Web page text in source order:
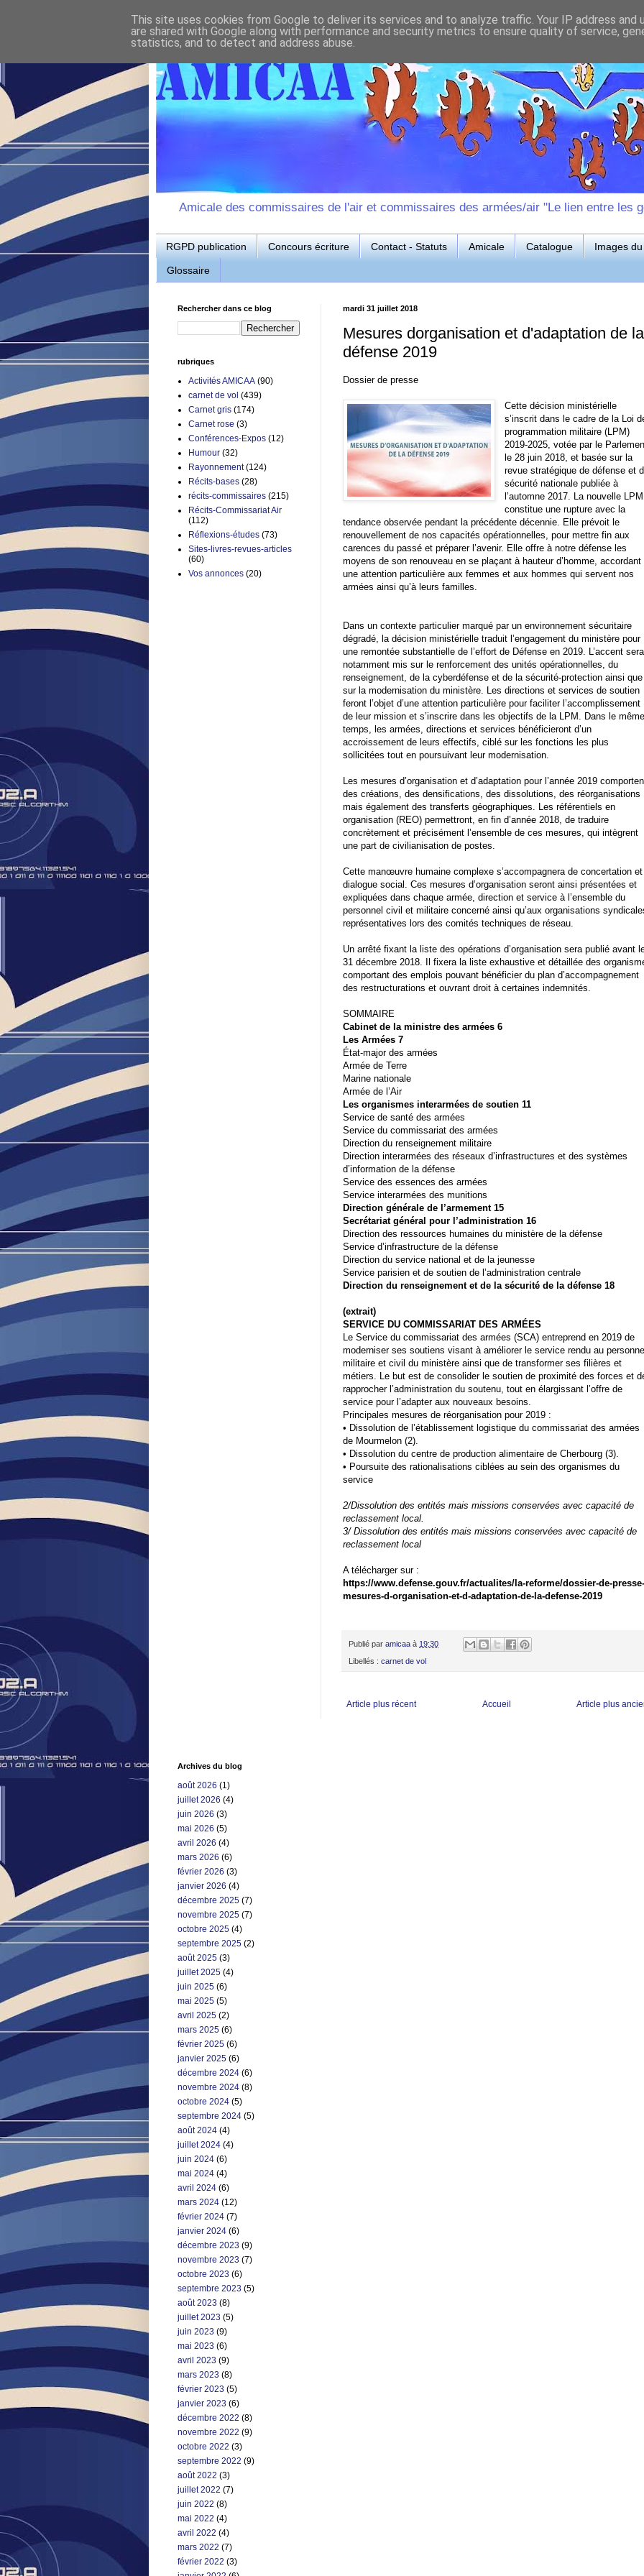
Amicale des commissaires de l'air et commissaires des armées/air "Le lien entre les
RGPD publication Concours écriture Contact - Statuts Amicale Catalogue Images
Glossaire
mardi 31 juillet 2018
Mesures dorganisation et d'adaptation de la
défense 2019
Dossier de presse
Cette décision ministérielle
s’inscrit dans le cadre de la Loi
programmation militaire (LPM)
2019-2025, votée par le
le 28 juin 2018, et basée sur la
revue stratégique de défense et
sécurité nationale publiée à
l’automne 2017. La nouvelle LPM
constitue une rupture avec la
tendance observée pendant la précédente décennie. Elle prévoit le
renouvellement de nos capacités opérationnelles, pour mettre fin aux
carences du passé et préparer l’avenir. Elle offre à notre défense les
moyens de son renouveau en se plaçant à hauteur d’homme, accordant
une attention particulière aux femmes et aux hommes qui servent nos
armées ainsi qu’à leurs familles.
Dans un contexte particulier marqué par un environnement sécuritaire
dégradé, la décision ministérielle traduit l’engagement du ministère pour
une remontée substantielle de l’effort de Défense en 2019. L’accent sera
notamment mis sur le renforcement des unités opérationnelles, du
renseignement, de la cyberdéfense et de la sécurité-protection ainsi que
sur la modernisation du ministère. Les directions et services de soutien
feront l’objet d’une attention particulière pour faciliter l’accomplissement
de leur mission et s’inscrire dans les objectifs de la LPM. Dans le même
temps, les armées, directions et services bénéficieront d’un
accroissement de leurs effectifs, ciblé sur les fonctions les plus
sollicitées tout en poursuivant leur modernisation.
Les mesures d’organisation et d’adaptation pour l’année 2019
des créations, des densifications, des dissolutions, des réorganisations
mais également des transferts géographiques. Les référentiels en
organisation (REO) permettront, en fin d’année 2018, de traduire
concrètement et précisément l’ensemble de ces mesures, qui intègrent
une part de civilianisation de postes.
Cette manœuvre humaine complexe s’accompagnera de concertation et
dialogue social. Ces mesures d’organisation seront ainsi présentées et
expliquées dans chaque armée, direction et service à l’ensemble du
personnel civil et militaire concerné ainsi qu’aux organisations
représentatives lors des comités techniques de réseau.
Un arrêté fixant la liste des opérations d’organisation sera publié avant
31 décembre 2018. Il fixera la liste exhaustive et détaillée des
comportant des emplois pouvant bénéficier du plan d’accompagnement
des restructurations et ouvrant droit à certaines indemnités.
SOMMAIRE
Cabinet de la ministre des armées 6
Les Armées 7
État-major des armées
Armée de Terre
Marine nationale
Armée de l’Air
Les organismes interarmées de soutien 11
Service de santé des armées
Service du commissariat des armées
Direction du renseignement militaire
Direction interarmées des réseaux d’infrastructures et des systèmes
d’information de la défense
Service des essences des armées
Service interarmées des munitions
Direction générale de l’armement 15
Secrétariat général pour l’administration 16
Direction des ressources humaines du ministère de la défense
Service d’infrastructure de la défense
Direction du service national et de la jeunesse
Service parisien et de soutien de l’administration centrale
Direction du renseignement et de la sécurité de la défense 18
(extrait)
SERVICE DU COMMISSARIAT DES ARMÉES
Le Service du commissariat des armées (SCA) entreprend en 2019 de
moderniser ses soutiens visant à améliorer le service rendu au
militaire et civil du ministère ainsi que de transformer ses filières et
métiers. Le but est de consolider le soutien de proximité des forces et
rapprocher l’administration du soutenu, tout en élargissant l’offre de
service pour l’adapter aux nouveaux besoins.
Principales mesures de réorganisation pour 2019 :
• Dissolution de l’établissement logistique du commissariat des armées
de Mourmelon (2).
• Dissolution du centre de production alimentaire de Cherbourg (3).
• Poursuite des rationalisations ciblées au sein des organismes du
service
2/Dissolution des entités mais missions conservées avec capacité de
reclassement local.
3/ Dissolution des entités mais missions conservées avec capacité de
reclassement local
A télécharger sur :
https://www.defense.gouv.fr/actualites/la-reforme/dossier-de-presse-
mesures-d-organisation-et-d-adaptation-de-la-defense-2019
Publié par amicaa à 19:30
Libellés : carnet de vol
Article plus récent Article plus
Accueil
Rechercher dans ce blog
rubriques
Activités AMICAA (90)
carnet de vol (439)
Carnet gris (174)
Carnet rose (3)
Conférences-Expos (12)
Humour (32)
Rayonnement (124)
Récits-bases (28)
récits-commissaires (215)
Récits-Commissariat Air
(112)
Réflexions-études (73)
Sites-livres-revues-articles
(60)
Vos annonces (20)
Archives du blog
août 2026 (1)
juillet 2026 (4)
juin 2026 (3)
mai 2026 (5)
avril 2026 (4)
mars 2026 (6)
février 2026 (3)
janvier 2026 (4)
décembre 2025 (7)
novembre 2025 (7)
octobre 2025 (4)
septembre 2025 (2)
août 2025 (3)
juillet 2025 (4)
juin 2025 (6)
mai 2025 (5)
avril 2025 (2)
mars 2025 (6)
février 2025 (6)
janvier 2025 (6)
décembre 2024 (6)
novembre 2024 (8)
octobre 2024 (5)
septembre 2024 (5)
août 2024 (4)
juillet 2024 (4)
juin 2024 (6)
mai 2024 (4)
avril 2024 (6)
mars 2024 (12)
février 2024 (7)
janvier 2024 (6)
décembre 2023 (9)
novembre 2023 (7)
octobre 2023 (6)
septembre 2023 (5)
août 2023 (8)
juillet 2023 (5)
juin 2023 (9)
mai 2023 (6)
avril 2023 (9)
mars 2023 (8)
février 2023 (5)
janvier 2023 (6)
décembre 2022 (8)
novembre 2022 (9)
octobre 2022 (3)
septembre 2022 (9)
août 2022 (3)
juillet 2022 (7)
juin 2022 (8)
mai 2022 (4)
avril 2022 (4)
mars 2022 (7)
février 2022 (3)
This site uses cookies from Google to deliver its services and to analyze traffic. Your IP address and
are shared with Google along with performance and security metrics to ensure quality of service,
statistics, and to detect and address abuse.